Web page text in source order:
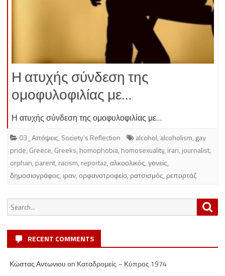
Η ατυχής σύνδεση της
ομοφυλοφιλίας με…
Η ατυχής σύνδεση της ομοφυλοφιλίας με…
03_Απόψεις, Society's Reflection alcohol, alcoholism, gay
pride, Greece, Greeks, homophobia, homosexuality, iran, journalist,
orphan, parent, racism, reportaz,αλκοολικός,γονείς,
δημοσιογράφος, ιραν,ορφανοτροφείο, ρατσισμός, ρεπορτάζ
Search
for:
RECENT COMMENTS
Κώστας Αντωνιου on Καταδρομείς – Κύπρος 1974